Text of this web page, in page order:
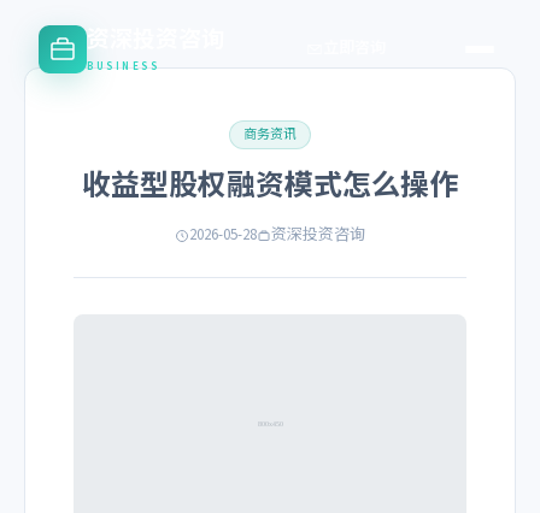
资深投资咨询
BUSINESS
商务资讯
收益型股权融资模式怎么操作
2026-05-28 资深投资咨询